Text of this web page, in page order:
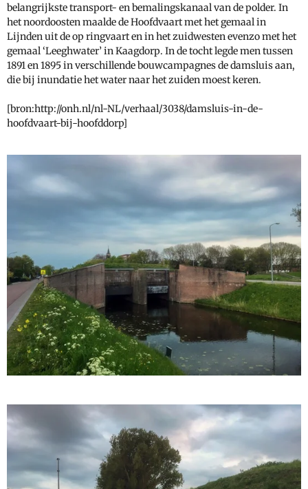
belangrijkste transport- en bemalingskanaal van de polder. In
het noordoosten maalde de Hoofdvaart met het gemaal in
Lijnden uit de op ringvaart en in het zuidwesten evenzo met het
gemaal ‘Leeghwater’ in Kaagdorp. In de tocht legde men tussen
1891 en 1895 in verschillende bouwcampagnes de damsluis aan,
die bij inundatie het water naar het zuiden moest keren.
[bron:http://onh.nl/nl-NL/verhaal/3038/damsluis-in-de-
hoofdvaart-bij-hoofddorp]